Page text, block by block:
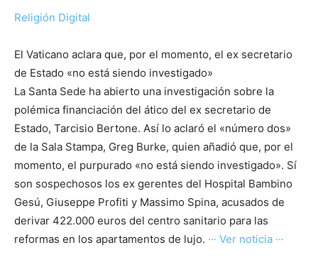
Religión Digital
El Vaticano aclara que, por el momento, el ex secretario
de Estado «no está siendo investigado»
La Santa Sede ha abierto una investigación sobre la
polémica financiación del ático del ex secretario de
Estado, Tarcisio Bertone. Así lo aclaró el «número dos»
de la Sala Stampa, Greg Burke, quien añadió que, por el
momento, el purpurado «no está siendo investigado». Sí
son sospechosos los ex gerentes del Hospital Bambino
Gesú, Giuseppe Profiti y Massimo Spina, acusados de
derivar 422.000 euros del centro sanitario para las
reformas en los apartamentos de lujo. ··· Ver noticia ···